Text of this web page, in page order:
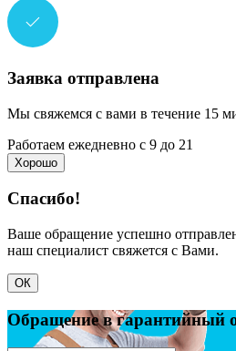
Заявка отправлена
Мы свяжемся с вами в течение 15
Работаем ежедневно с 9 до 21
Хорошо
Спасибо!
Ваше обращение успешно
наш специалист свяжется с Вами.
ОК
Обращение в гарантийный